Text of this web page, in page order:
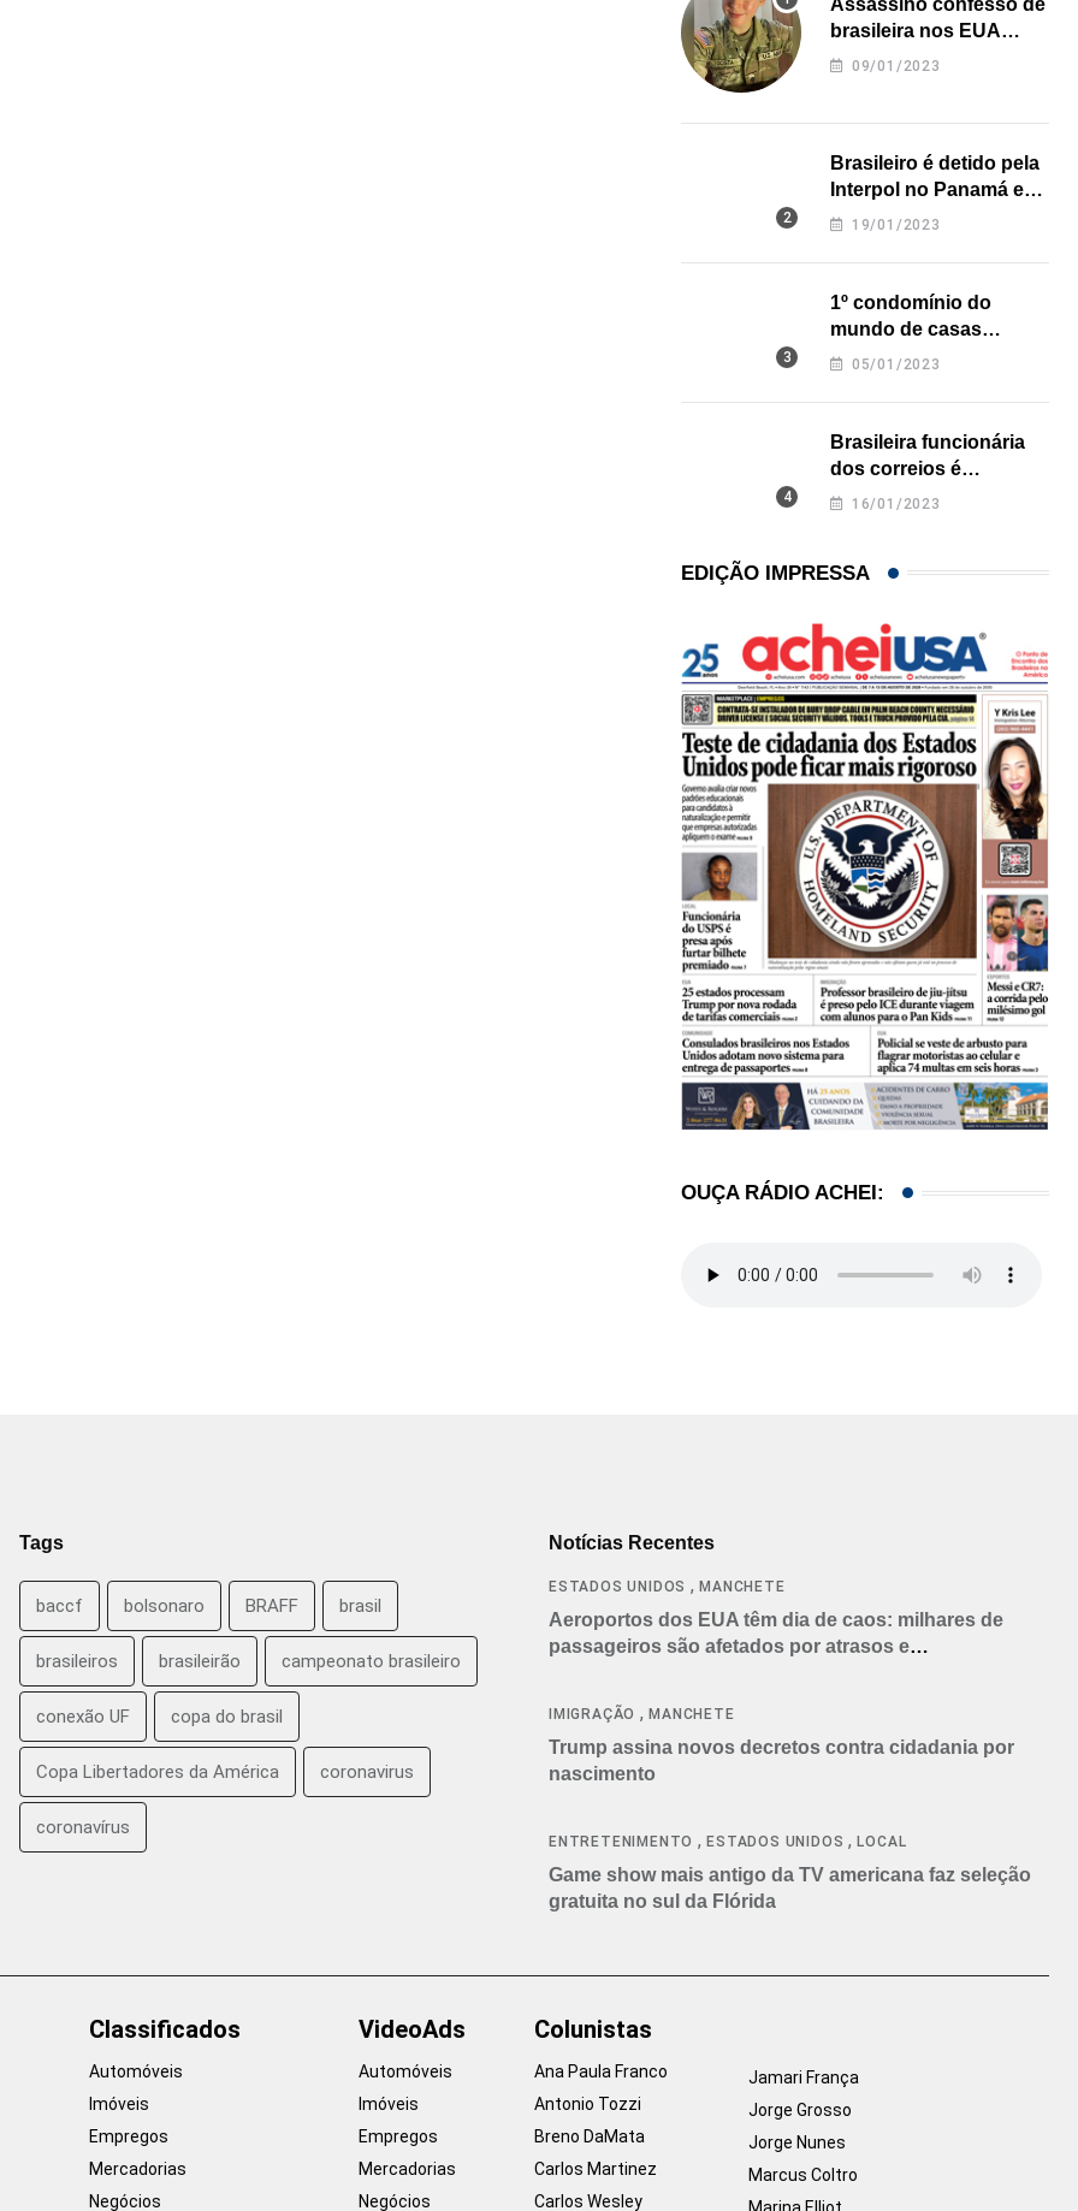
IMIGRAÇÃO,
Trump assina novos decretos contra cidadania
07/08/2026
Assassino confesso de
brasileira nos EUA
revela onde deixou o
09/01/2023
Brasileiro é detido pela
Interpol no Panamá e
pode pegar prisão
19/01/2023
1º condomínio do
mundo de casas
impressas em 3D é
05/01/2023
Brasileira funcionária
dos correios é
assassinada a facadas
16/01/2023
EDIÇÃO IMPRESSA
OUÇA RÁDIO ACHEI:
Tags
baccf bolsonaro BRAFF brasil
brasileiros brasileirão campeonato brasileiro
conexão UF copa do brasil
Copa Libertadores da América coronavirus
coronavírus
Notícias Recentes
ESTADOS UNIDOS ,MANCHETE
Aeroportos dos EUA têm dia de caos: milhares de
passageiros são afetados por atrasos e
IMIGRAÇÃO ,MANCHETE
Trump assina novos decretos contra cidadania por
nascimento
ENTRETENIMENTO ,ESTADOS UNIDOS ,LOCAL
Game show mais antigo da TV americana faz seleção
gratuita no sul da Flórida
Classificados
Automóveis
Imóveis
Empregos
Mercadorias
Negócios
VideoAds
Automóveis
Imóveis
Empregos
Mercadorias
Negócios
Colunistas
Ana Paula Franco
Antonio Tozzi
Breno DaMata
Carlos Martinez
Carlos Wesley
Jamari França
Jorge Grosso
Jorge Nunes
Marcus Coltro